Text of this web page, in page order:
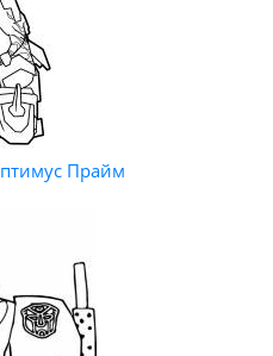
Прайм